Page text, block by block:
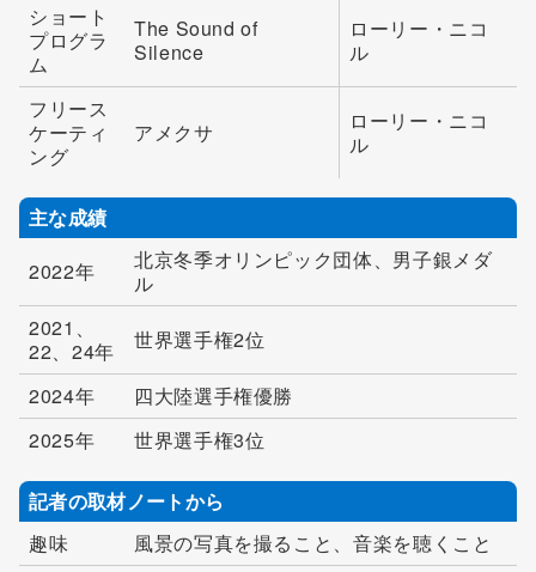
ショート
プログラ
ム
The Sound of
Silence
ローリー・ニコ
ル
フリース
ケーティ
ング
アメクサ
ローリー・ニコ
ル
主な成績
2022年
北京冬季オリンピック団体、男子銀メダ
ル
2021、
22、24年
世界選手権2位
2024年
四大陸選手権優勝
2025年
世界選手権3位
記者の取材ノートから
趣味
風景の写真を撮ること、音楽を聴くこと